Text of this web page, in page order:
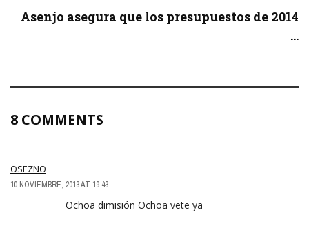
Asenjo asegura que los presupuestos de 2014
...
8 COMMENTS
OSEZNO
10 NOVIEMBRE, 2013 AT 19:43
Ochoa dimisión Ochoa vete ya